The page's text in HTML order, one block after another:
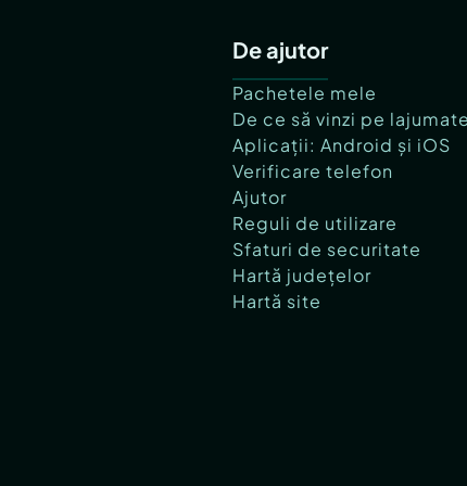
De ajutor
Pachetele mele
De ce să vinzi pe
Aplicații: Android și iOS
Verificare telefon
Ajutor
Reguli de utilizare
Sfaturi de securitate
Hartă județelor
Hartă site